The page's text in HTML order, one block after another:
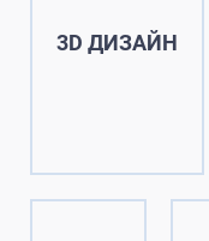
3D ДИЗАЙН